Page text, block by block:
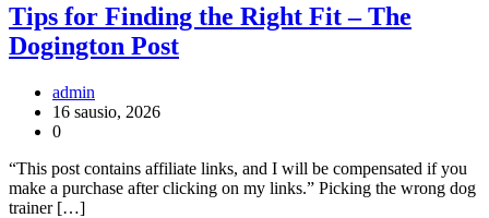
Tips for Finding the Right Fit – The
Dogington Post
admin
16 sausio, 2026
0
“This post contains affiliate links, and I will be compensated if you
make a purchase after clicking on my links.” Picking the wrong dog
trainer […]